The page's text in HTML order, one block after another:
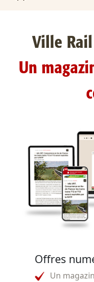
Ville
Un
Offres
Un